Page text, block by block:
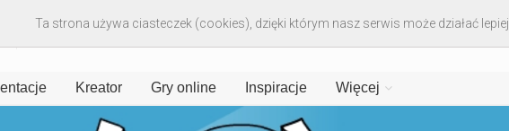
Kreator Gry online Inspiracje Więcej
Ta strona używa ciasteczek (cookies), dzięki którym nasz serwis może działać lepiej.